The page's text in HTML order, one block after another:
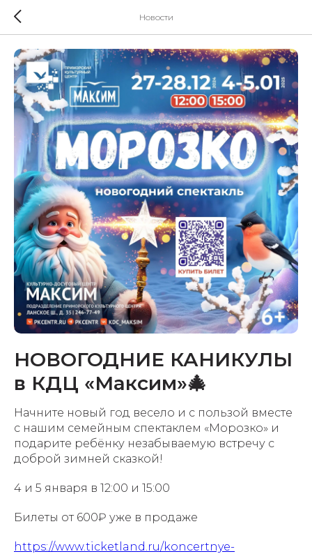
Новости
НОВОГОДНИЕ КАНИКУЛЫ
в КДЦ «Максим»🎄
Начните новый год весело и с пользой вместе
с нашим семейным спектаклем «Морозко» и
подарите ребёнку незабываемую встречу с
доброй зимней сказкой!
4 и 5 января в 12:00 и 15:00
Билеты от 600₽ уже в продаже
https://www.ticketland.ru/koncertnye-